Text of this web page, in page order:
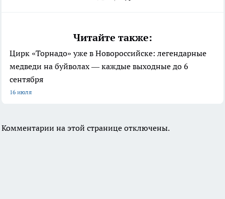
Читайте также:
Цирк «Торнадо» уже в Новороссийске: легендарные
медведи на буйволах — каждые выходные до 6
сентября
16 июля
Комментарии на этой странице отключены.